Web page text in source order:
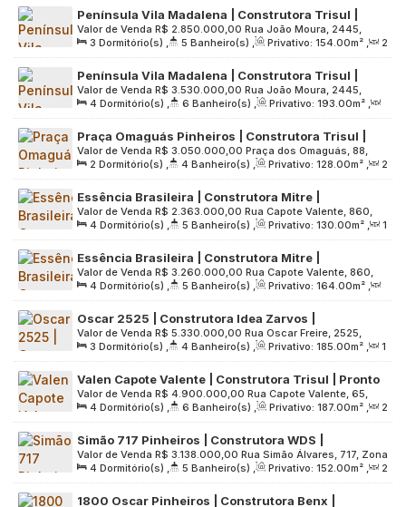
Península Vila Madalena | Construtora Trisul |
Pronto | 154 metros | 03 suítes | 02 vagas
R$ 2.850.000,00
Valor de Venda
Rua João Moura, 2445,
Zona Oeste, 05412-004, Pinheiros, São Paulo, São Paulo,
Brasil
3 Dormitório(s) , 5 Banheiro(s) , Privativo: 154.00m² ,
2
Sala(s) , 3 Suíte(s) , 2 Vaga(s) , Útil: 154.00m² ,
Terreno: 3762.00 m²
Península Vila Madalena | Construtora Trisul |
Pronto para morar | 193 metros | 04 suítes | 03
vagas
R$ 3.530.000,00
Valor de Venda
Rua João Moura, 2445,
Zona Oeste, 05412-004, Pinheiros, São Paulo, São Paulo,
Brasil
4 Dormitório(s) , 6 Banheiro(s) , Privativo: 193.00m² ,
2 Sala(s) , 4 Suíte(s) , 3 Vaga(s) , Útil: 193.00m² ,
Terreno: 3762.00m²
Praça Omaguás Pinheiros | Construtora Trisul |
Construção | 128 metros | 02 suítes | varanda
gourmet | 02 vagas
R$ 3.050.000,00
Valor de Venda
Praça dos Omaguás, 88,
Zona Oeste, 05419-020, Pinheiros, São Paulo, São Paulo,
Brasil
2 Dormitório(s) , 4 Banheiro(s) , Privativo: 128.00m² ,
2
Sala(s) , 2 Suíte(s) , 2 Vaga(s) , Útil: 128.00m² ,
Terreno: 2756.00m²
Essência Brasileira | Construtora Mitre |
Construção | 130 metros | 04 dormitórios | 02
suítes | varanda gourmet | 02 vagas
R$ 2.363.000,00
Valor de Venda
Rua Capote Valente, 860,
Zona Oeste, 05409-002, Pinheiros, São Paulo, São Paulo,
Brasil
4 Dormitório(s) , 5 Banheiro(s) , Privativo: 130.00m² ,
1
Sala(s) , 2 Suíte(s) , 2 Vaga(s) , Útil: 130.00m² ,
Terreno: 2539.00m²
Essência Brasileira | Construtora Mitre |
Construção | 164 metros | 04 suítes | varanda
gourmet | hall privativo | 02 vagas
R$ 3.260.000,00
Valor de Venda
Rua Capote Valente, 860,
Zona Oeste, 05409-002, Pinheiros, São Paulo, São Paulo,
Brasil
4 Dormitório(s) , 5 Banheiro(s) , Privativo: 164.00m² ,
2 Sala(s) , 4 Suíte(s) , 2 Vaga(s) , Útil: 164.00m² ,
Terreno: 2539.00m²
Oscar 2525 | Construtora Idea Zarvos |
Construção | 185 metros | 03 suítes | varanda | 02
vagas
R$ 5.330.000,00
Valor de Venda
Rua Oscar Freire, 2525,
Zona Oeste, 05409-010, Pinheiros, São Paulo, São Paulo,
Brasil
3 Dormitório(s) , 4 Banheiro(s) , Privativo: 185.00m² ,
1
Sala(s) , 3 Suíte(s) , 2 Vaga(s) , Útil: 185.00m² ,
Terreno: 2283.00m²
Valen Capote Valente | Construtora Trisul | Pronto
para morar | 187 metros | 04 suítes | varanda
gourmet | 03 vagas
R$ 4.900.000,00
Valor de Venda
Rua Capote Valente, 65,
Zona Oeste, 05409-000, Pinheiros, São Paulo, São Paulo,
Brasil
4 Dormitório(s) , 6 Banheiro(s) , Privativo: 187.00m² ,
2
Sala(s) , 4 Suíte(s) , 3 Vaga(s) , Útil: 187.00m² ,
Terreno: 2782.00m²
Simão 717 Pinheiros | Construtora WDS |
Construção | 152 metros | 04 dormitórios | 02
suítes | varanda gourmet | 02 vagas
R$ 3.138.000,00
Valor de Venda
Rua Simão Álvares, 717, Zona
Oeste, 05417-030, Pinheiros, São Paulo, São Paulo, Brasil
4 Dormitório(s) , 5 Banheiro(s) , Privativo: 152.00m² ,
2
Sala(s) , 2 Suíte(s) , 2 Vaga(s) , Útil: 152.00m² ,
Terreno: 1200.00m²
1800 Oscar Pinheiros | Construtora Benx |